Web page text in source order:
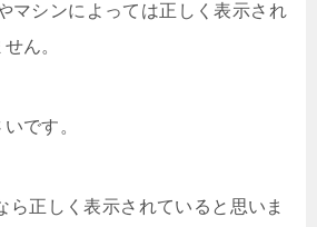
マシンによっては正しく表示され
ん。
です。
ら正しく表示されていると思いま